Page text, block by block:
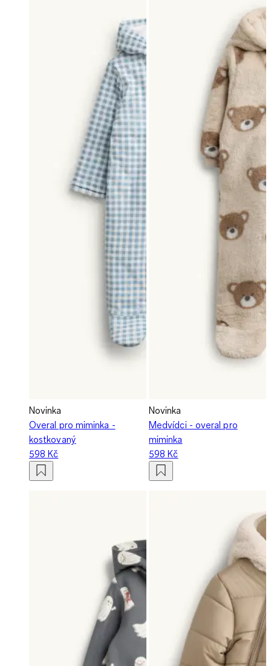
Novinka
Overal pro miminka -
kostkovaný
598 Kč
Novinka
Medvídci - overal pro
miminka
598 Kč